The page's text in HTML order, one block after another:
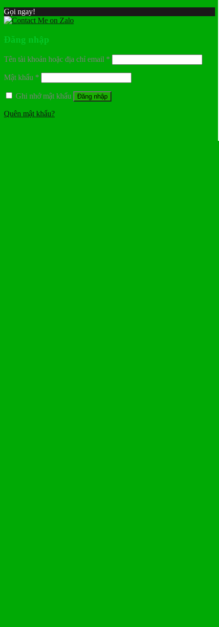
Gọi ngay!
Đăng nhập
Tên tài khoản hoặc địa chỉ email *
Mật khẩu *
Ghi nhớ mật khẩu Đăng nhập
Quên mật khẩu?